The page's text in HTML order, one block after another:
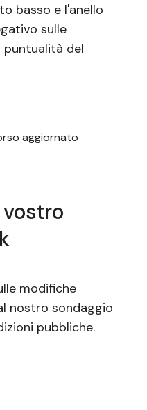
basso e l'anello
sulle
del
aggiornato
modifiche
nostro sondaggio
pubbliche.